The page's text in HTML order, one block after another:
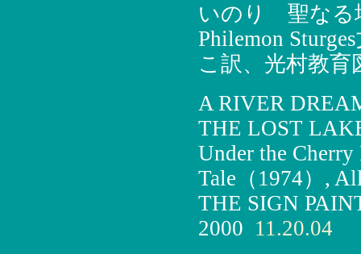
いのり 聖なる
Philemon
こ訳、光村教育
A RIVER
THE LOST
Under the Cherry
Tale（1974）,
THE SIGN
2000 11.20.04